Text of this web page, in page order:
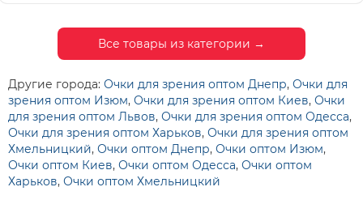
Все товары из категории →
Другие города: Очки для зрения оптом Днепр, Очки для
зрения оптом Изюм, Очки для зрения оптом Киев, Очки
для зрения оптом Львов, Очки для зрения оптом Одесса,
Очки для зрения оптом Харьков, Очки для зрения оптом
Хмельницкий, Очки оптом Днепр, Очки оптом Изюм,
Очки оптом Киев, Очки оптом Одесса, Очки оптом
Харьков, Очки оптом Хмельницкий